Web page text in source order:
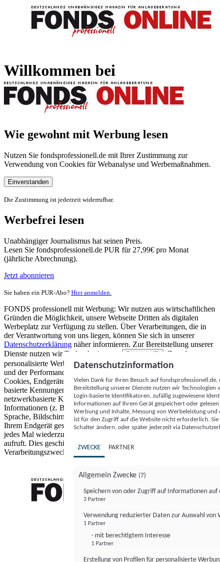
Willkommen bei
Wie gewohnt mit Werbung lesen
Nutzen Sie fondsprofessionell.de mit Ihrer Zustimmung zur
Verwendung von Cookies für Webanalyse und Werbemaßnahmen.
Einverstanden
Die Zustimmung ist jederzeit widerrufbar.
Werbefrei lesen
Unabhängiger Journalismus hat seinen Preis.
Lesen Sie fondsprofessionell.de PUR für 27,99€ pro Monat
(jährliche Abrechnung).
Jetzt abonnieren
Sie haben ein PUR-Abo? Hier anmelden.
FONDS professionell mit Werbung: Wir nutzen aus wirtschaftlichen
Gründen die Möglichkeit, unsere Webseite Dritten als digitalen
Werbeplatz zur Verfügung zu stellen. Über Verarbeitungen, die in
der Verantwortung von uns liegen, können Sie sich in unserer
Datenschutzerklärung näher informieren. Zur Bereitstellung unserer
Dienste nutzen wir Technologien von
Partnern (5)
. Zwecke:
personalisierte Werbung und Inhalte, Messung von Werbeleistung
und der Performance von Inhalten sowie Zielgruppenforschung.
Cookies, Endgeräte- oder ähnliche Online-Kennungen (z. B. login-
basierte Kennungen, zufällig generierte Kennungen,
netzwerkbasierte Kennungen) können zusammen mit anderen
Informationen (z. B. Browsertyp und Browserinformationen,
Sprache, Bildschirmgröße, unterstützte Technologien usw.) auf
Ihrem Endgerät gespeichert oder von dort ausgelesen werden, um es
jedes Mal wiederzuerkennen, wenn es eine App oder einer Webseite
aufruft. Dies geschieht für einen oder mehrere der hier aufgeführten
Verarbeitungszwecke.
Datenschutzinformation
Vielen Dank für Ihren Besuch auf
Bereitstellung unserer Dienste nutzen wir Technologien
Login-basierte Identifikatoren, zufällig zugewiesene
Informationen auf Ihrem Gerät gespeichert oder
Werbung und Inhalte, Messung von Werbeleistung
ist für den Zugriff auf die Website nicht erforderlich.
Schalter ändern, oder später jederzeit via
ZWECKE PARTNER
Allgemein Zwecke (7)
Speichern von oder Zugriff auf Informationen auf
3 Partner
Verwendung reduzierter Daten zur Auswahl von
1 Partner
- mit berechtigtem Interesse
1 Partner
Erstellung von Profilen für personalisierte
FONDS professionell